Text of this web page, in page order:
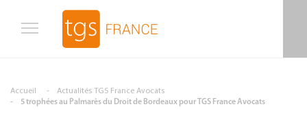
Accueil
Actualités TGS France Avocats
5 trophées au Palmarès du Droit de Bordeaux pour TGS France Avocats